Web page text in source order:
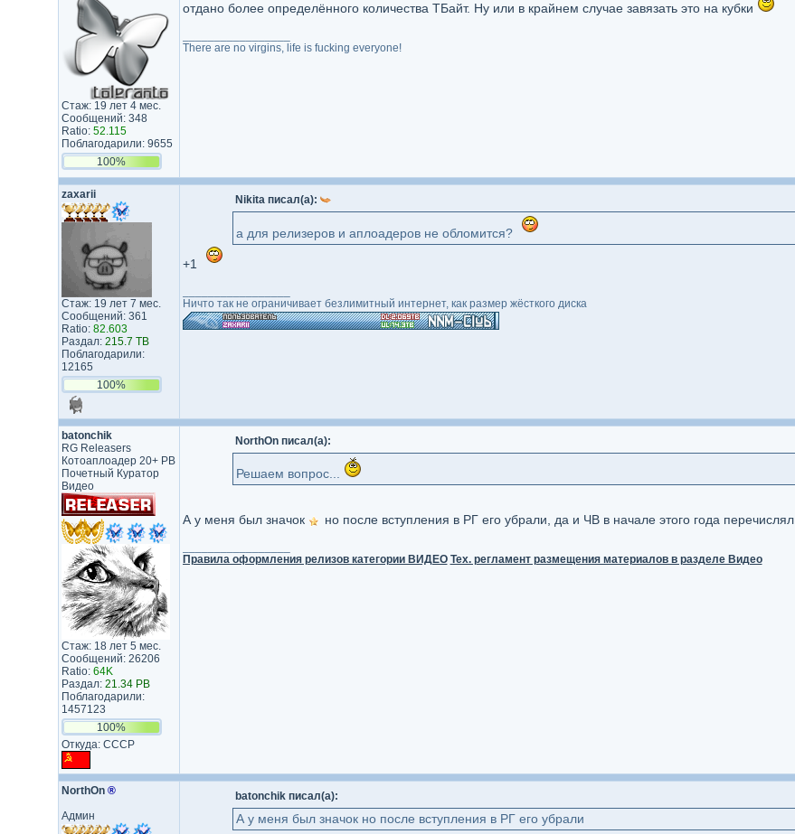
Стаж: 19 лет 4 мес.
Сообщений: 348
Ratio: 52.115
Поблагодарили: 9655
100%
отдано более определённого количества ТБайт. Ну или в крайнем случае завязать это на кубки
There are no virgins, life is fucking everyone!
zaxarii
Стаж: 19 лет 7 мес.
Сообщений: 361
Ratio: 82.603
Раздал: 215.7 TB
Поблагодарили:
12165
100%
Nikita писал(а):
а для релизеров и аплоадеров не обломится?
+1
Ничто так не ограничивает безлимитный интернет, как размер жёсткого диска
batonchik
RG Releasers
Котоаплоадер 20+ PB
Почетный Куратор
Видео
Стаж: 18 лет 5 мес.
Сообщений: 26206
Ratio: 64K
Раздал: 21.34 PB
Поблагодарили:
1457123
100%
Откуда: СССР
NorthOn писал(а):
Решаем вопрос...
А у меня был значок но после вступления в РГ его убрали, да и ЧВ в начале этого года перечислял
Правила оформления релизов категории ВИДЕО Тех. регламент размещения материалов в разделе Видео
NorthOn ®
Админ
batonchik писал(а):
А у меня был значок но после вступления в РГ его убрали